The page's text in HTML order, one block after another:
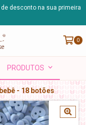
de desconto na sua primeira
0
PRODUTOS
- 18 botões